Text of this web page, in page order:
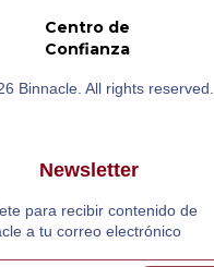
Centro de
Confianza
Binnacle. All rights reserved.
Newsletter
para recibir contenido de
a tu correo electrónico